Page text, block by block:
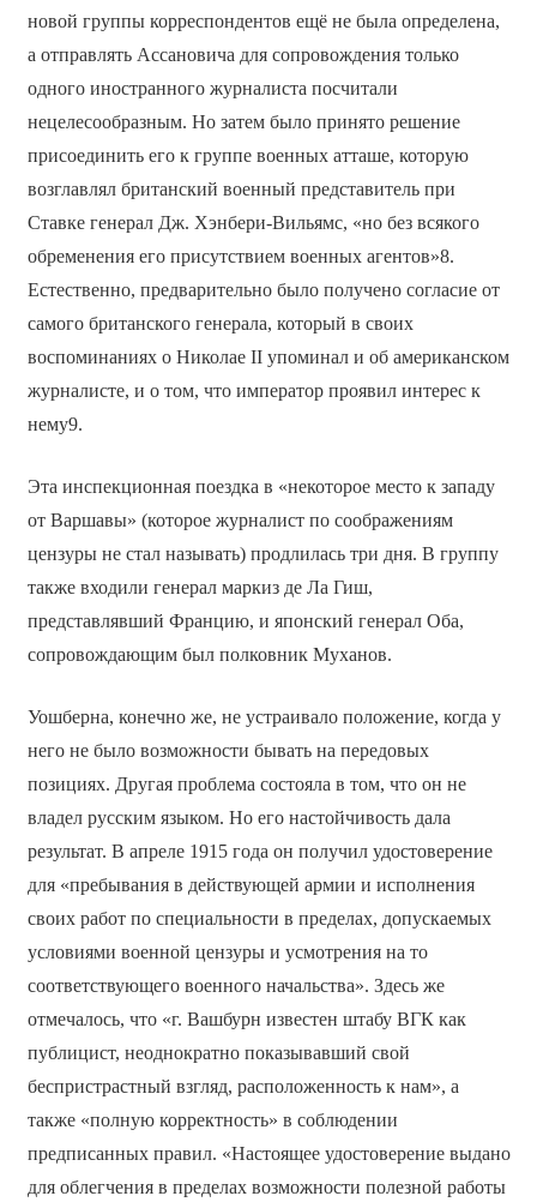
новой группы корреспондентов ещё не была определена,
а отправлять Ассановича для сопровождения только
одного иностранного журналиста посчитали
нецелесообразным. Но затем было принято решение
присоединить его к группе военных атташе, которую
возглавлял британский военный представитель при
Ставке генерал Дж. Хэнбери-Вильямс, «но без всякого
обременения его присутствием военных агентов»8.
Естественно, предварительно было получено согласие от
самого британского генерала, который в своих
воспоминаниях о Николае II упоминал и об американском
журналисте, и о том, что император проявил интерес к
нему9.
Эта инспекционная поездка в «некоторое место к западу
от Варшавы» (которое журналист по соображениям
цензуры не стал называть) продлилась три дня. В группу
также входили генерал маркиз де Ла Гиш,
представлявший Францию, и японский генерал Оба,
сопровождающим был полковник Муханов.
Уошберна, конечно же, не устраивало положение, когда у
него не было возможности бывать на передовых
позициях. Другая проблема состояла в том, что он не
владел русским языком. Но его настойчивость дала
результат. В апреле 1915 года он получил удостоверение
для «пребывания в действующей армии и исполнения
своих работ по специальности в пределах, допускаемых
условиями военной цензуры и усмотрения на то
соответствующего военного начальства». Здесь же
отмечалось, что «г. Вашбурн известен штабу ВГК как
публицист, неоднократно показывавший свой
беспристрастный взгляд, расположенность к нам», а
также «полную корректность» в соблюдении
предписанных правил. «Настоящее удостоверение выдано
для облегчения в пределах возможности полезной работы